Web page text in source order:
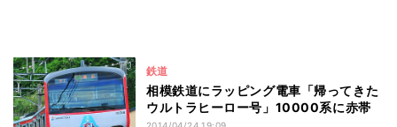
鉄道
相模鉄道にラッピング電車「帰ってきた
ウルトラヒーロー号」10000系に赤帯